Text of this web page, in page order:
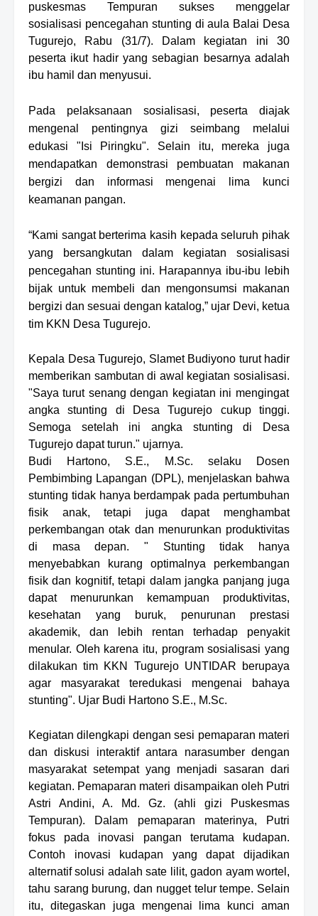
puskesmas Tempuran sukses menggelar
sosialisasi pencegahan stunting di aula Balai Desa
Tugurejo, Rabu (31/7). Dalam kegiatan ini 30
peserta ikut hadir yang sebagian besarnya adalah
ibu hamil dan menyusui.
Pada pelaksanaan sosialisasi, peserta diajak
mengenal pentingnya gizi seimbang melalui
edukasi "Isi Piringku". Selain itu, mereka juga
mendapatkan demonstrasi pembuatan makanan
bergizi dan informasi mengenai lima kunci
keamanan pangan.
“Kami sangat berterima kasih kepada seluruh pihak
yang bersangkutan dalam kegiatan sosialisasi
pencegahan stunting ini. Harapannya ibu-ibu lebih
bijak untuk membeli dan mengonsumsi makanan
bergizi dan sesuai dengan katalog,” ujar Devi, ketua
tim KKN Desa Tugurejo.
Kepala Desa Tugurejo, Slamet Budiyono turut hadir
memberikan sambutan di awal kegiatan sosialisasi.
"Saya turut senang dengan kegiatan ini mengingat
angka stunting di Desa Tugurejo cukup tinggi.
Semoga setelah ini angka stunting di Desa
Tugurejo dapat turun." ujarnya.
Budi Hartono, S.E., M.Sc. selaku Dosen
Pembimbing Lapangan (DPL), menjelaskan bahwa
stunting tidak hanya berdampak pada pertumbuhan
fisik anak, tetapi juga dapat menghambat
perkembangan otak dan menurunkan produktivitas
di masa depan. "
Stunting tidak hanya
menyebabkan kurang optimalnya perkembangan
fisik dan kognitif, tetapi dalam jangka panjang juga
dapat menurunkan kemampuan produktivitas,
kesehatan yang buruk, penurunan prestasi
akademik, dan lebih rentan terhadap penyakit
menular. Oleh karena itu, program sosialisasi yang
dilakukan tim KKN Tugurejo UNTIDAR berupaya
agar masyarakat teredukasi mengenai bahaya
stunting". Ujar Budi Hartono S.E., M.Sc.
Kegiatan dilengkapi dengan sesi pemaparan materi
dan diskusi interaktif antara narasumber dengan
masyarakat setempat yang menjadi sasaran dari
kegiatan. Pemaparan materi disampaikan oleh Putri
Astri Andini, A. Md. Gz. (ahli gizi Puskesmas
Tempuran). Dalam pemaparan materinya, Putri
fokus pada inovasi pangan terutama kudapan.
Contoh inovasi kudapan yang dapat dijadikan
alternatif solusi adalah sate lilit, gadon ayam wortel,
tahu sarang burung, dan nugget telur tempe. Selain
itu, ditegaskan juga mengenai lima kunci aman